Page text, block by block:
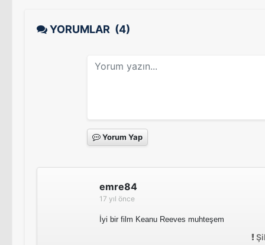
YORUMLAR (4)
Yorum Yap
emre84
17 yıl önce
İyi bir film Keanu Reeves muhteşem